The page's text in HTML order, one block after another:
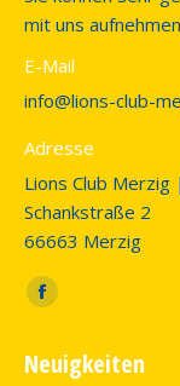
mit uns
E-Mail
info@lions-club-
Adresse
Lions Club Merzig
Schankstraße 2
66663 Merzig
Finden Sie uns auf:
Facebook
opens
Neuigkeiten